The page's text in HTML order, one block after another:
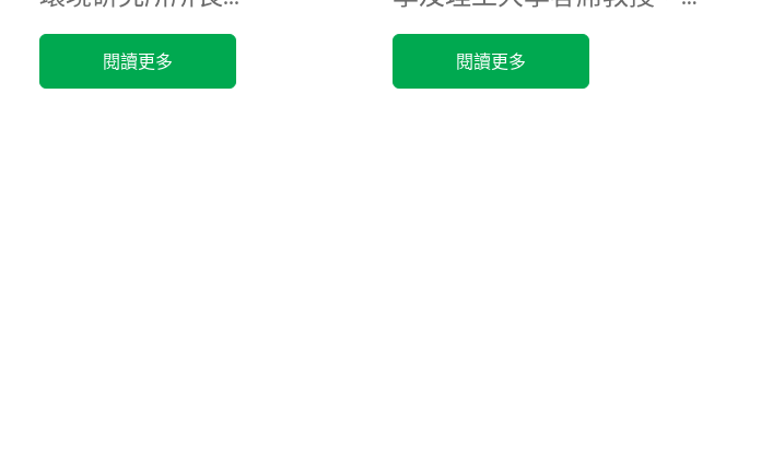
閱讀更多
注氣候變化的科學...
閱讀更多